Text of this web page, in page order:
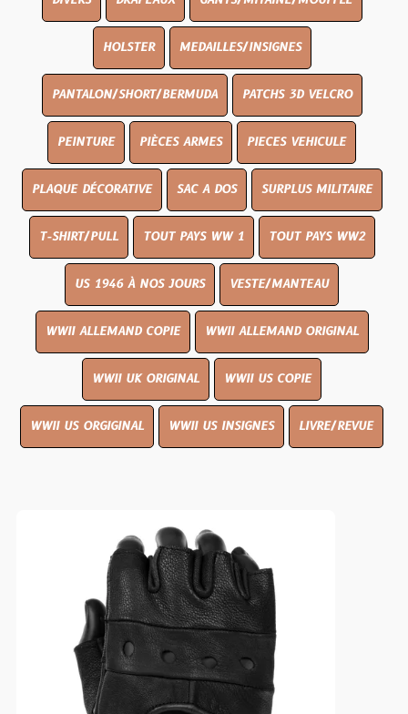
HOLSTER MEDAILLES/INSIGNES
PANTALON/SHORT/BERMUDA PATCHS 3D VELCRO
PEINTURE PIÈCES ARMES PIECES VEHICULE
PLAQUE DÉCORATIVE SAC A DOS SURPLUS MILITAIRE
T-SHIRT/PULL TOUT PAYS WW 1 TOUT PAYS WW2
US 1946 À NOS JOURS VESTE/MANTEAU
WWII ALLEMAND COPIE WWII ALLEMAND ORIGINAL
WWII UK ORIGINAL WWII US COPIE
WWII US ORGIGINAL WWII US INSIGNES LIVRE/REVUE